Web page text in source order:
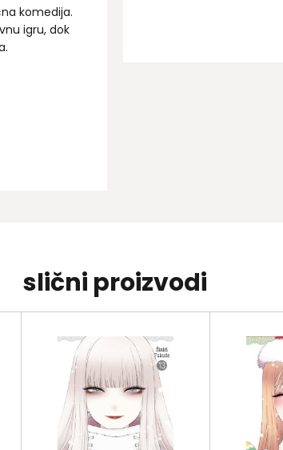
komedija.
igru, dok
slični proizvodi